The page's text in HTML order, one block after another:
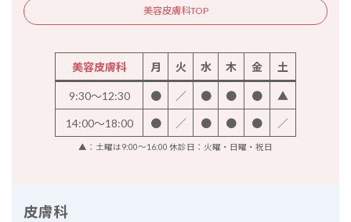
美容皮膚科TOP
美容皮膚科 月 火 水 木 金 土
9:30～12:30 ● ／ ● ● ● ▲
14:00～18:00 ● ／ ● ● ● ／
▲：土曜は9:00～16:00 休診日：火曜・日曜・祝日
皮膚科